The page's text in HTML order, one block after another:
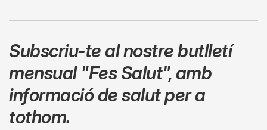
Subscriu-te al nostre butlletí
mensual "Fes Salut",amb
informació de salut per a
tothom.